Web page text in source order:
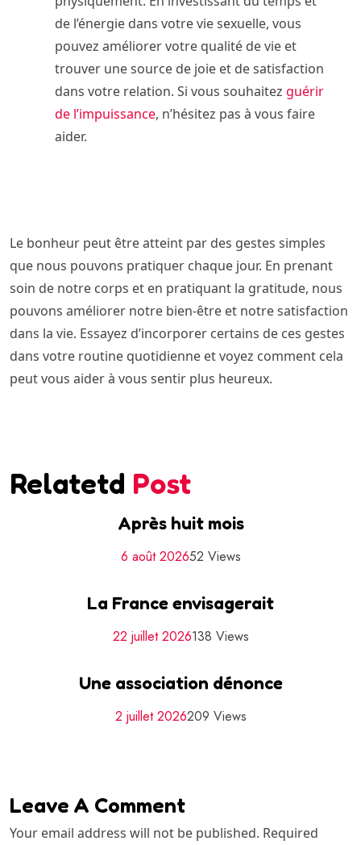
de l’énergie dans votre vie sexuelle, vous
pouvez améliorer votre qualité de vie et
trouver une source de joie et de satisfaction
dans votre relation. Si vous souhaitez guérir
de l’impuissance, n’hésitez pas à vous faire
aider.
Le bonheur peut être atteint par des gestes simples
que nous pouvons pratiquer chaque jour. En prenant
soin de notre corps et en pratiquant la gratitude, nous
pouvons améliorer notre bien-être et notre satisfaction
dans la vie. Essayez d’incorporer certains de ces gestes
dans votre routine quotidienne et voyez comment cela
peut vous aider à vous sentir plus heureux.
Relatetd Post
Après huit mois
6 août 202652 Views
La France envisagerait
22 juillet 2026138 Views
Une association dénonce
2 juillet 2026209 Views
Leave A Comment
Your email address will not be published. Required